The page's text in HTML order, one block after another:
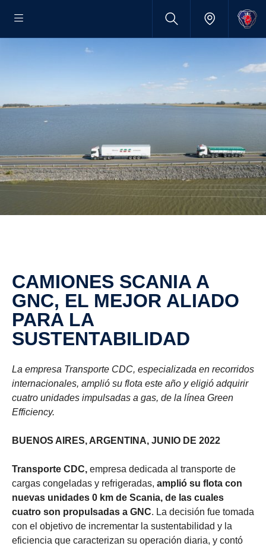
CAMIONES SCANIA A
GNC, EL MEJOR ALIADO
PARA LA
SUSTENTABILIDAD
La empresa Transporte CDC, especializada en recorridos
internacionales, amplió su flota este año y eligió adquirir
cuatro unidades impulsadas a gas, de la línea Green
Efficiency.
BUENOS AIRES, ARGENTINA, JUNIO DE 2022
Transporte CDC, empresa dedicada al transporte de
cargas congeladas y refrigeradas, amplió su flota con
nuevas unidades 0 km de Scania, de las cuales
cuatro son propulsadas a GNC. La decisión fue tomada
con el objetivo de incrementar la sustentabilidad y la
eficiencia que caracterizan su operación diaria, y contó